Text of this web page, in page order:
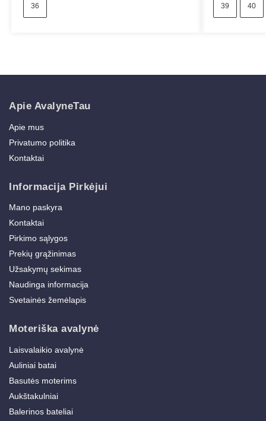
36 39 40
Apie AvalyneTau
Apie mus
Privatumo politika
Kontaktai
Informacija Pirkėjui
Mano paskyra
Kontaktai
Pirkimo sąlygos
Prekių grąžinimas
Užsakymų sekimas
Naudinga informacija
Svetainės žemėlapis
Moteriška avalynė
Laisvalaikio avalynė
Auliniai batai
Basutės moterims
Aukštakulniai
Balerinos bateliai